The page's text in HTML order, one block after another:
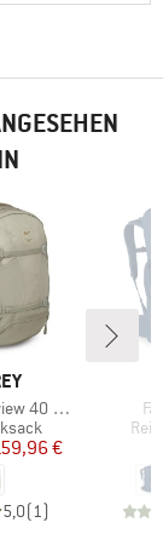
Preis
€
5,0(1)